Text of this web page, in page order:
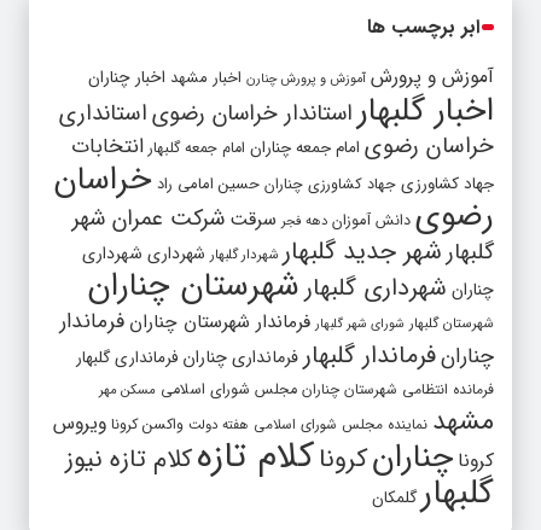
ابر برچسب ها
آموزش و پرورش آموزش و پرورش چنارن اخبار مشهد اخبار چناران
اخبار گلبهار استاندار خراسان رضویاستانداری
خراسان رضوی امام جمعه چناران امام جمعه گلبهار انتخابات
جهاد کشاورزی جهاد کشاورزی چناران حسین امامی راد خراسان
رضوی دانش آموزان دهه فجر سرقت شرکت عمران شهر
گلبهار شهر جدید گلبهار شهردار گلبهار شهرداری شهرداری
چناران شهرداری گلبهار شهرستان چناران
شهرستان گلبهار شورای شهر گلبهار فرماندار شهرستان چناران فرماندار
چنارانفرماندار گلبهار فرمانداری چناران فرمانداری گلبهار
فرمانده انتظامی شهرستان چناران مجلس شورای اسلامی مسکن مهر
مشهد نماینده مجلس شورای اسلامی هفته دولت واکسن کرونا ویروس
کرونا چنارانکروناکلام تازهکلام تازه نیوز
گلبهار گلمکان